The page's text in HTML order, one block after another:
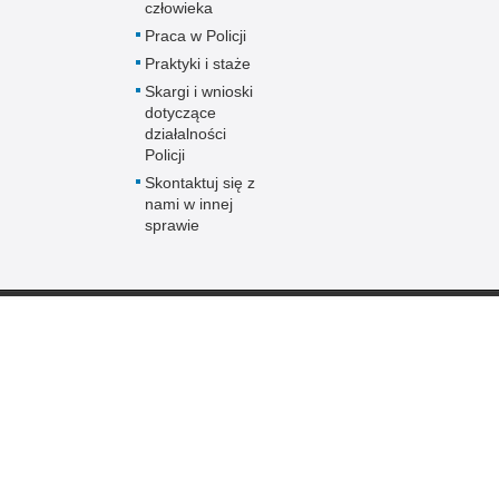
człowieka
Praca w Policji
Praktyki i staże
Skargi i wnioski
dotyczące
działalności
Policji
Skontaktuj się z
nami w innej
sprawie